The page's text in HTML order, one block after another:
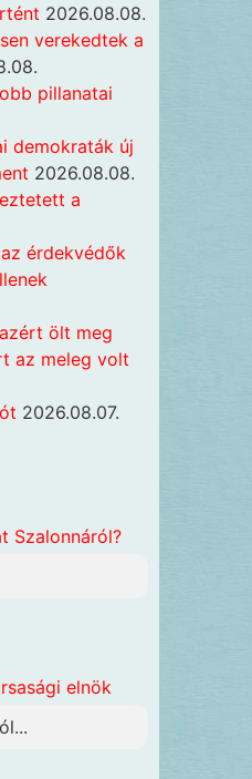
2026.08.08.
verekedtek a
pillanatai
demokraták új
2026.08.08.
a
érdekvédők
ölt meg
az meleg volt
2026.08.07.
Szalonnáról?
elnök